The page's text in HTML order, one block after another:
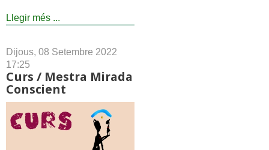
Llegir més ...
Dijous, 08 Setembre 2022
17:25
Curs / Mestra Mirada
Conscient